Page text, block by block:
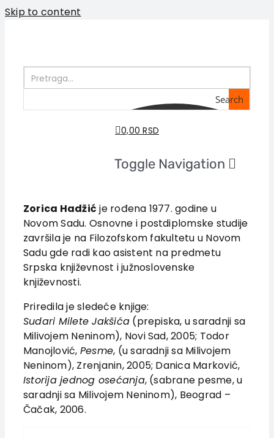
Skip to content
Search
0,00 RSD
Toggle Navigation
About us
Books
In preparation
Sale
Authors
News
EU PROJECTS
Contact
Zorica Hadžić je rođena 1977. godine u
Novom Sadu. Osnovne i postdiplomske studije
završila je na Filozofskom fakultetu u Novom
Sadu gde radi kao asistent na predmetu
Srpska književnost i južnoslovenske
književnosti.
Priredila je sledeće knjige:
Sudari Milete Jakšića (prepiska, u saradnji sa
Milivojem Neninom), Novi Sad, 2005; Todor
Manojlović, Pesme, (u saradnji sa Milivojem
Neninom), Zrenjanin, 2005; Danica Marković,
Istorija jednog osećanja, (sabrane pesme, u
saradnji sa Milivojem Neninom), Beograd –
Čačak, 2006.